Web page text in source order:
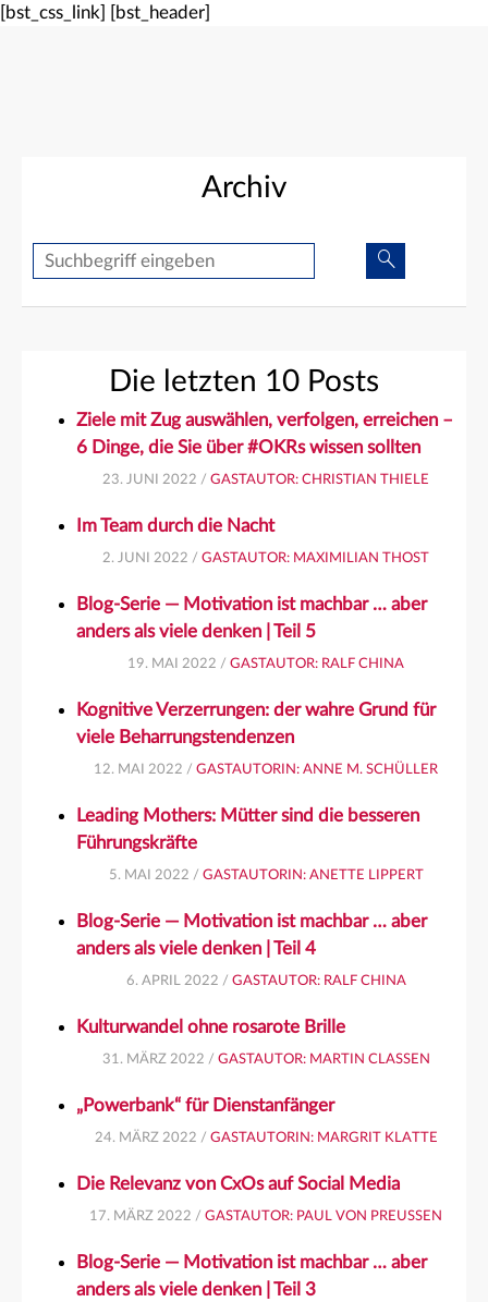
[bst_css_link] [bst_header]
Archiv
Suche Suche
Die letzten 10 Posts
Ziele mit Zug auswählen, verfolgen, erreichen –
6 Dinge, die Sie über #OKRs wissen sollten
23. JUNI 2022 / GASTAUTOR: CHRISTIAN THIELE
Im Team durch die Nacht
2. JUNI 2022 / GASTAUTOR: MAXIMILIAN THOST
Blog-Serie — Motivation ist machbar … aber
anders als viele denken | Teil 5
19. MAI 2022 / GASTAUTOR: RALF CHINA
Kognitive Verzerrungen: der wahre Grund für
viele Beharrungstendenzen
12. MAI 2022 / GASTAUTORIN: ANNE M. SCHÜLLER
Leading Mothers: Mütter sind die besseren
Führungskräfte
5. MAI 2022 / GASTAUTORIN: ANETTE LIPPERT
Blog-Serie — Motivation ist machbar … aber
anders als viele denken | Teil 4
6. APRIL 2022 / GASTAUTOR: RALF CHINA
Kulturwandel ohne rosarote Brille
31. MÄRZ 2022 / GASTAUTOR: MARTIN CLASSEN
„Powerbank“ für Dienstanfänger
24. MÄRZ 2022 / GASTAUTORIN: MARGRIT KLATTE
Die Relevanz von CxOs auf Social Media
17. MÄRZ 2022 / GASTAUTOR: PAUL VON PREUSSEN
Blog-Serie — Motivation ist machbar … aber
anders als viele denken | Teil 3